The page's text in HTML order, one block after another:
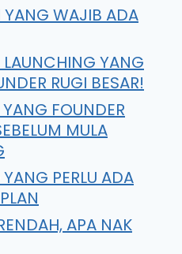
YANG WAJIB ADA
LAUNCHING YANG
RUGI BESAR!
FOUNDER
MULA
YANG PERLU ADA
APA NAK